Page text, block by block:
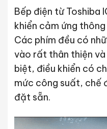
Bếp điện từ Toshiba
khiển cảm ứng
Các phím đều có
vào rất thân thiện
biệt, điều khiển có
mức công suất, chế
đặt sẵn.